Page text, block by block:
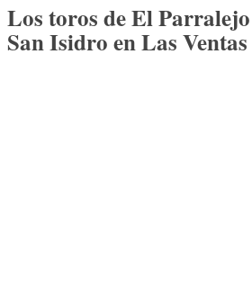
Los toros de El
San Isidro en Las Ventas